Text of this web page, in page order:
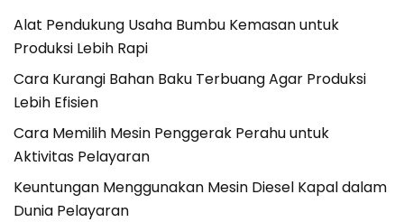
Alat Pendukung Usaha Bumbu Kemasan untuk
Produksi Lebih Rapi
Cara Kurangi Bahan Baku Terbuang Agar Produksi
Lebih Efisien
Cara Memilih Mesin Penggerak Perahu untuk
Aktivitas Pelayaran
Keuntungan Menggunakan Mesin Diesel Kapal dalam
Dunia Pelayaran